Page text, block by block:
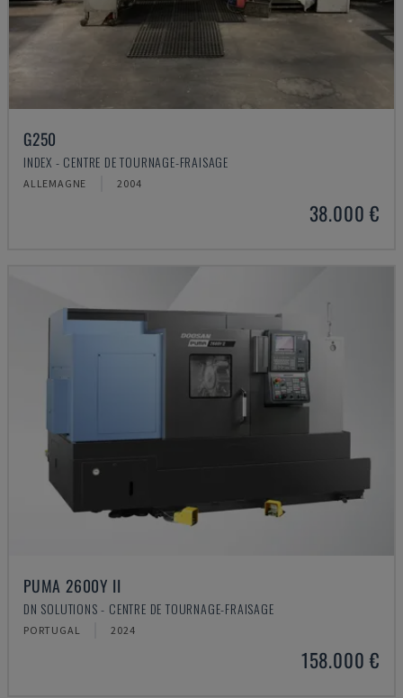
G250
INDEX - CENTRE DE TOURNAGE-FRAISAGE
ALLEMAGNE 2004
38.000 €
PUMA 2600Y II
DN SOLUTIONS - CENTRE DE TOURNAGE-FRAISAGE
PORTUGAL 2024
158.000 €